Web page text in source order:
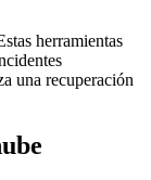
herramientas
una recuperación